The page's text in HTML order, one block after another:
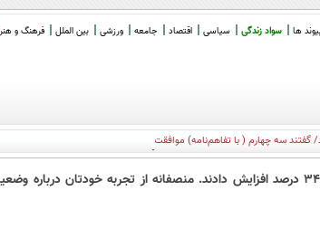
ها سواد زندگی سیاسی اقتصاد جامعه ورزشی بین الملل فرهنگ و هنر
موافقت کنند می‌پذیرم، 12 نفر از 13 نفر رأی دادند و پذیرفتند
دی سال گذشته، با وعده افزایش سرعت اینترنت، قیمت آن را 34 درصد افزایش دادند. منصفانه از